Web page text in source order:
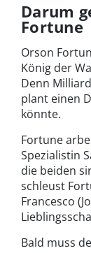
Darum
Fortune
Orson
König der
Denn
plant einen
könnte.
Fortune
Spezialistin
die beiden
schleust
Francesco
Bald muss